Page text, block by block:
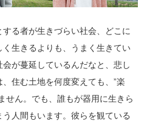
る者が生きづらい社会、どこに
生きるよりも、うまく生きてい
が蔓延しているんだなと、悲し
住む土地を何度変えても、”楽
せん。でも、誰もが器用に生きら
人間もいます。彼らを観ている